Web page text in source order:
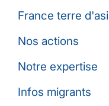
France terre
Nos actions
Notre expertise
Infos migrants